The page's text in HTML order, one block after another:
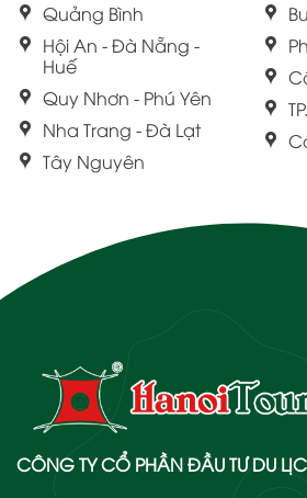
Quảng Bình
Hội An - Đà Nẵng -
Huế
Quy Nhơn - Phú Yên
Nha Trang - Đà Lạt
Tây Nguyên
CÔNG TY CỔ PHẦN ĐẦU TƯ DU